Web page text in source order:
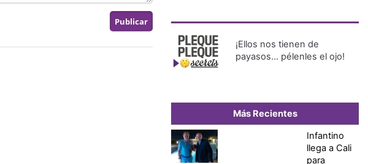
¡Ellos nos tienen de
payasos… pélenles el ojo!
Más Recientes
Infantino
llega a Cali
para